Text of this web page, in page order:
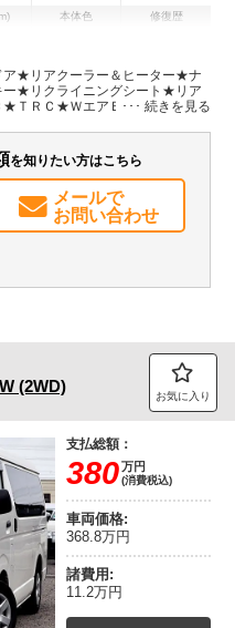
本体色 修復歴
一部含む）
ト（保証書）
★リアクーラー＆ヒーター★ナ
★リクライニングシート★リア
ＴＲＣ★ＷエアＢ★車両総重量
を知りたい方はこちら
メールで
お問い合わせ
(2WD) お気に入り
支払総額：
380万円
(消費税込)
車両価格:
368.8万円
諸費用:
11.2万円